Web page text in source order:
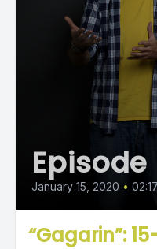
Episode
January 15, 2020 •
“Gagarin”: